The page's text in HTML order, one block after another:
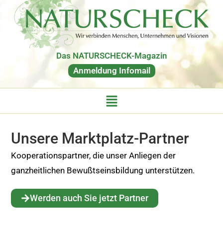
Das NATURSCHECK-Magazin
Anmeldung Infomail
Unsere Marktplatz-Partner
Kooperationspartner, die unser Anliegen der
ganzheitlichen Bewußtseinsbildung unterstützen.
Werden auch Sie jetzt Partner